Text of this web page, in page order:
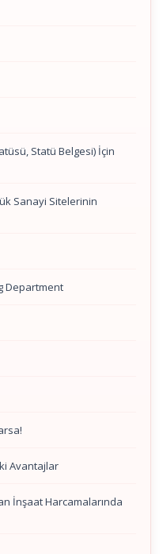
Statü Belgesi) İçin
Sanayi Sitelerinin
Department
Avantajlar
İnşaat Harcamalarında